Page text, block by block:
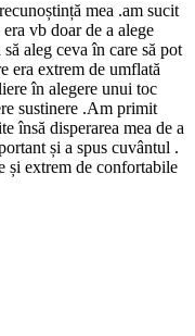
mea .am sucit
vb doar de a alege
aleg ceva în care să pot
era extrem de umflată
în alegere unui toc
sustinere .Am primit
însă disperarea mea de a
și a spus cuvântul .
și extrem de confortabile